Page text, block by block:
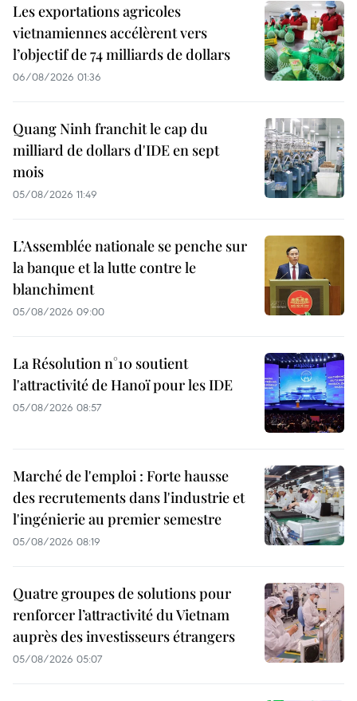
Les exportations agricoles
vietnamiennes accélèrent vers
l’objectif de 74 milliards de dollars
06/08/2026 01:36
Quang Ninh franchit le cap du
milliard de dollars d'IDE en sept
mois
05/08/2026 11:49
L’Assemblée nationale se penche sur
la banque et la lutte contre le
blanchiment
05/08/2026 09:00
La Résolution n°10 soutient
l'attractivité de Hanoï pour les IDE
05/08/2026 08:57
Marché de l'emploi : Forte hausse
des recrutements dans l'industrie et
l'ingénierie au premier semestre
05/08/2026 08:19
Quatre groupes de solutions pour
renforcer l’attractivité du Vietnam
auprès des investisseurs étrangers
05/08/2026 05:07